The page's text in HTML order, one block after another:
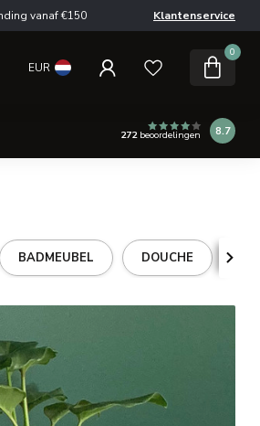
vanaf €150 Klantenservice
EUR
0
272beoordelingen 8.7
BADMEUBEL DOUCHE